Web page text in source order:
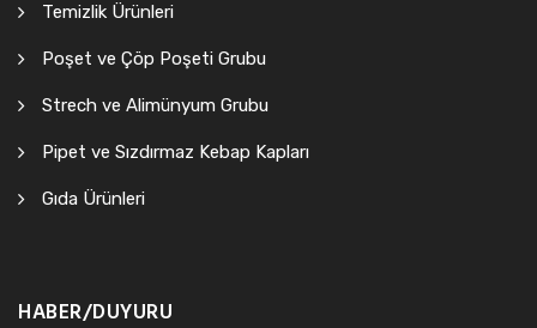
Temizlik Ürünleri
Poşet ve Çöp Poşeti Grubu
Strech ve Alimünyum Grubu
Pipet ve Sızdırmaz Kebap Kapları
Gıda Ürünleri
HABER/DUYURU